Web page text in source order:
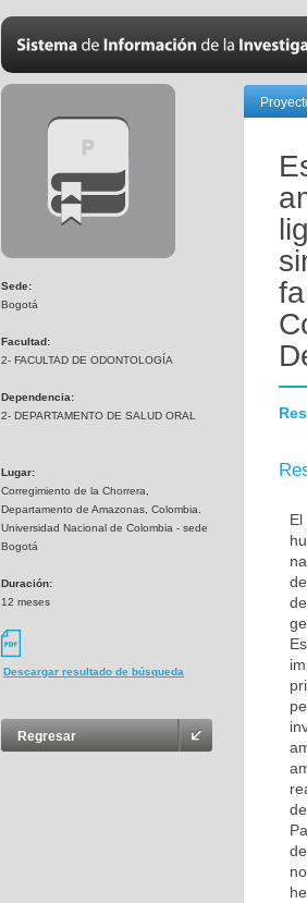
Sede:
Bogotá
Facultad:
2- FACULTAD DE ODONTOLOGÍA
Dependencia:
2- DEPARTAMENTO DE SALUD ORAL
Lugar:
Corregimiento de la Chorrera,
Departamento de Amazonas, Colombia.
Universidad Nacional de Colombia - sede
Bogotá
Duración:
12 meses
Descargar resultado de búsqueda
Regresar